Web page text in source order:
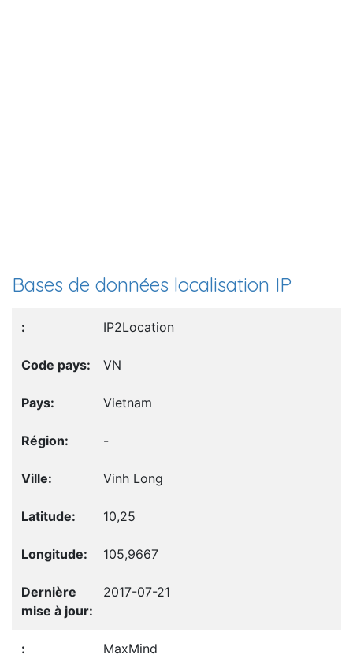
Bases de données localisation IP
IP2Location
VN
Vietnam
-
Vinh Long
10,25
105,9667
2017-07-21
MaxMind